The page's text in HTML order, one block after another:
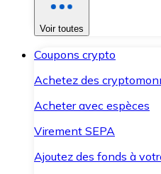
Voir toutes
Coupons crypto
Achetez des
Acheter avec espèces
Virement SEPA
Ajoutez des fonds à